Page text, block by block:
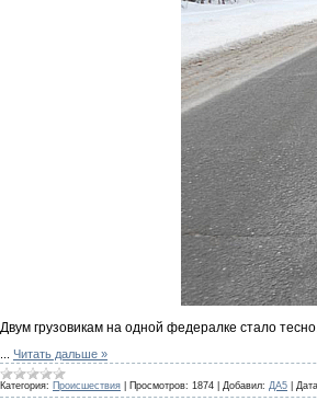
Двум грузовикам на одной федералке стало тесно.
Читать дальше »
Категория: Происшествия Просмотров: 1874 Добавил: ДА5